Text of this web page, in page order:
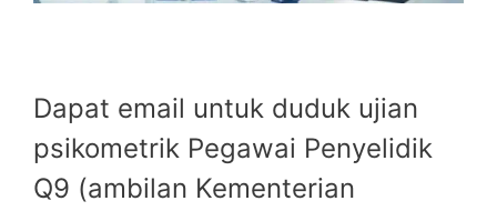
Dapat email untuk duduk ujian
psikometrik Pegawai Penyelidik
Q9 (ambilan Kementerian